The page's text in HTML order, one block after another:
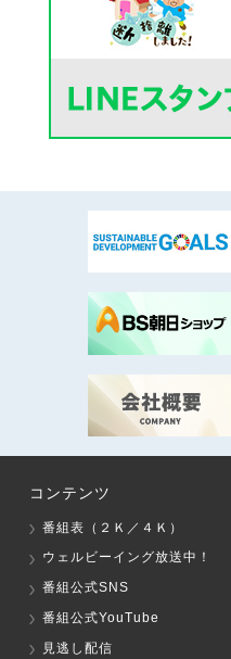
コンテンツ
番組表（２Ｋ／４Ｋ）
ウェルビーイング放送中！
番組公式SNS
番組公式YouTube
見逃し配信